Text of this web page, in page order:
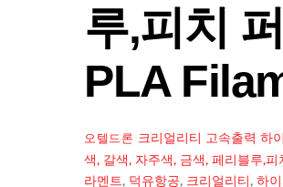
루,피치
PLA
오텔드론 크리얼리티 고속출력 하
색, 갈색, 자주색, 금색, 페리블루,
라멘트, 덕유항공, 크리얼리티, 하